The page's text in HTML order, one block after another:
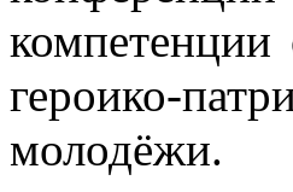
компетенции
героико-
молодёжи.